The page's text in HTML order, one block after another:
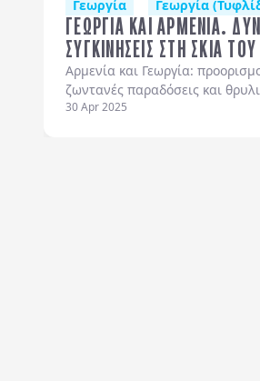
Γεωργία Γεωργία
ΓΕΩΡΓΙΑ ΚΑΙ ΑΡΜΕΝΙΑ.
ΣΥΓΚΙΝΗΣΕΙΣ ΣΤΗ ΣΚΙΑ
ΤΟΥ ΑΡΑΡΑΤ.
Αρμενία και Γεωργία:
ζωντανές παραδόσεις και
σκιά του Καυκάσου και του
30 Apr 2025